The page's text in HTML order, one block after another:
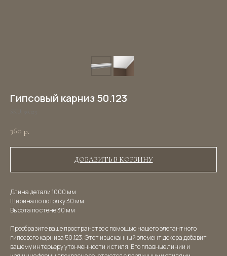
Гипсовый карниз 50.123
360 р.
ДОБАВИТЬ В КОРЗИНУ
Длина детали 1000 мм
Ширина по потолку 30 мм
Высота по стене 30 мм
Преобразите ваше пространство с помощью нашего элегантного
гипсового карниза 50.123. Этот изысканный элемент декора добавит
вашему интерьеру утонченности и стиля. Его плавные линии и